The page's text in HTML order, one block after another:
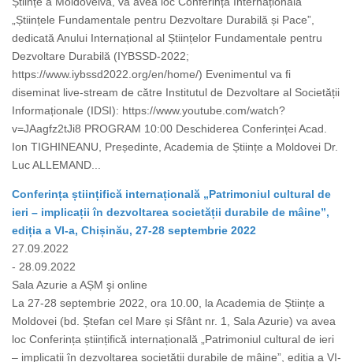
„Științele Fundamentale pentru Dezvoltare Durabilă și Pace”,
dedicată Anului Internațional al Științelor Fundamentale pentru
Dezvoltare Durabilă (IYBSSD-2022;
https://www.iybssd2022.org/en/home/) Evenimentul va fi
diseminat live-stream de către Institutul de Dezvoltare al Societății
Informaționale (IDSI): https://www.youtube.com/watch?
v=JAagfz2tJi8 PROGRAM 10:00 Deschiderea Conferinței Acad.
Ion TIGHINEANU, Președinte, Academia de Științe a Moldovei Dr.
Luc ALLEMAND...
Conferința științifică internațională „Patrimoniul cultural de
ieri – implicații în dezvoltarea societății durabile de mâine”,
ediția a VI-a, Chișinău, 27-28 septembrie 2022
27.09.2022
- 28.09.2022
Sala Azurie a AȘM şi online
La 27-28 septembrie 2022, ora 10.00, la Academia de Științe a
Moldovei (bd. Ștefan cel Mare și Sfânt nr. 1, Sala Azurie) va avea
loc Conferința științifică internațională „Patrimoniul cultural de ieri
– implicații în dezvoltarea societății durabile de mâine”, ediția a VI-